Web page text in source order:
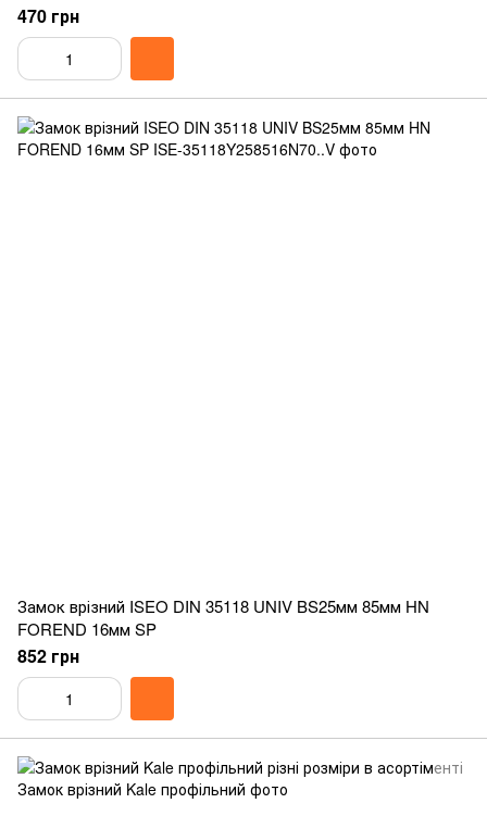
470 грн
Замок врізний ISEO DIN 35118 UNIV BS25мм 85мм HN
FOREND 16мм SP
852 грн